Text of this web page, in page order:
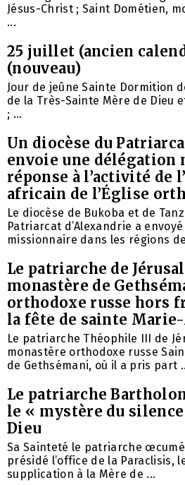
Jésus-Christ ; Saint Dométien,
...
25 juillet (ancien
(nouveau)
Jour de jeûne Sainte Dormition
de la Très-Sainte Mère de Dieu
; ...
Un diocèse du
envoie une délégation
réponse à l’activité de
africain de l’Église
Le diocèse de Bukoba et de
Patriarcat d’Alexandrie a
missionnaire dans les régions
Le patriarche de
monastère de
orthodoxe russe hors
la fête de sainte
Le patriarche Théophile III de
monastère orthodoxe russe
de Gethsémani, où il a pris part
Le patriarche
le « mystère du
Dieu
Sa Sainteté le patriarche
présidé l’office de la Paraclisis,
supplication à la Mère de ...